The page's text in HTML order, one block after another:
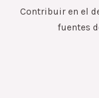
Contribuir en el
fuentes